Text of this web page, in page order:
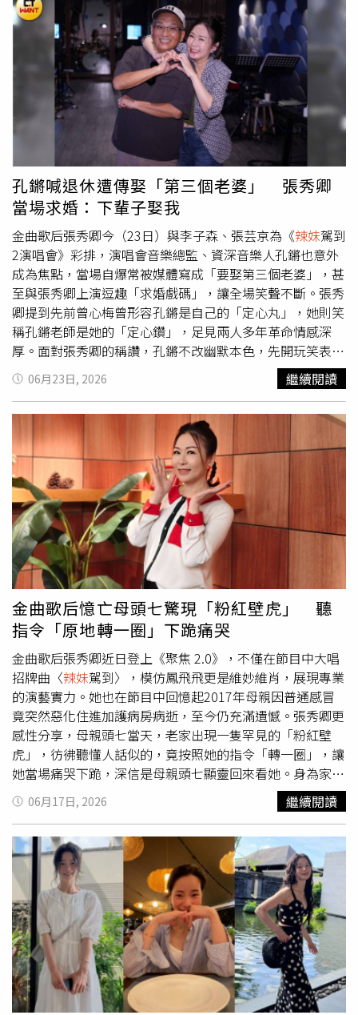
嗆：「我就嗆她，你憑什麼跟我的子森在一起。」讓全場笑
聲不斷。李子森也配合回應：「我覺得嗆得很好。」張秀卿
則嫌他不夠有綜藝效果，當場示範：「你要對她說『現在滾
出我的世界』。」最爆笑的是，當媒體追問若真要在張秀卿
與杜忻恬之間二選一會選誰時，張秀卿直接搶答：「年少不
知姊姊好，錯把忻恬當作寶。」一句神回覆讓現場瞬間笑
翻。張秀卿《
駕到2演唱會》將於7月11日在大臺南會
展中心登場。（圖／蘇聖倫攝）談到即將到來的演唱會，李
子森坦言既興奮又緊張，「坦白說，站在歌后旁邊是有點小
緊張，但更多的是興奮」，他透露，過去曾以觀眾身分欣賞
張秀卿的個唱，被全場大合唱的震撼場面深深感動，如今能
從台下走到台上擔任嘉賓，自己一定會全力以赴，「襯托出
秀卿姐的辣妹氣勢」。除了李子森之外，本次演唱會還邀
來 張芸京 與 羅時豐 助陣。張秀卿透露，演唱會不僅安排首
次女女對唱橋段，更將透過AI技術讓現在的自己與年輕時的
自己隔空對話，並結合多段從未曝光的新嘗試，希望帶給歌
迷耳目一新的驚喜演出。張秀卿《辣妹 駕到2演唱會》將於7
月11日在大臺南會展中心登場，門票目前持續熱賣中。
孔鏘喊退休遭傳娶「第三個老婆」 張秀卿
當場求婚：下輩子娶我
金曲歌后張秀卿今（23日）與李子森、張芸京為《辣妹駕到
2演唱會》彩排，演唱會音樂總監、資深音樂人孔鏘也意外
成為焦點，當場自爆常被媒體寫成「要娶第三個老婆」，甚
至與張秀卿上演逗趣「求婚戲碼」，讓全場笑聲不斷。張秀
卿提到先前曾心梅曾形容孔鏘是自己的「定心丸」，她則笑
稱孔鏘老師是她的「定心鑽」，足見兩人多年革命情感深
厚。面對張秀卿的稱讚，孔鏘不改幽默本色，先開玩笑表示
這次演出原本打算免費力挺，「不過錢已經收了」，一句話
立刻讓現場笑翻。接著他又自嘲：「記者都愛寫我，娶第三
個老婆。」沒想到話才說完，張秀卿立刻接招回應：「你可
以娶我啊，下輩子。」兩人你來我往的互動，展現多年好友
的絕佳默契。張秀卿將在7月舉辦《 辣妹
駕到2演唱會》，邀
來資深音樂人孔鏘擔任演唱會音樂總監。（圖／蘇聖倫攝）
談到與張秀卿的交情，孔鏘坦言自己其實早在幾年前就有退
休念頭，但得知張秀卿要舉辦個人演唱會後，決定繼續投入
工作。他笑說：「老早幾年前就說要退休，想說秀卿姐要演
唱會，就繼續做。」一句話也流露出對老友的力挺與深厚情
誼。此外，67歲孔鏘去年怪病纏身，單側腳水腫找不出病
因，嚴重到他以為可能要截肢，後來決定放棄不理，「越理
腳越腫」，一切由天，至於椎間盤突出的毛病已經靠復健獲
得控制，身體狀況不錯，還可以跟太太去打高爾夫球，他目
前仍有持續在復健，今年的工作也已排滿了。
06月23日, 2026 繼續閱讀
金曲歌后憶亡母頭七驚現「粉紅壁虎」 聽
指令「原地轉一圈」下跪痛哭
金曲歌后張秀卿近日登上《聚焦 2.0》，不僅在節目中大唱
招牌曲〈辣妹駕到〉，模仿鳳飛飛更是維妙維肖，展現專業
的演藝實力。她也在節目中回憶起2017年母親因普通感冒
竟突然惡化住進加護病房病逝，至今仍充滿遺憾。張秀卿更
感性分享，母親頭七當天，老家出現一隻罕見的「粉紅壁
虎」，彷彿聽懂人話似的，竟按照她的指令「轉一圈」，讓
她當場痛哭下跪，深信是母親頭七顯靈回來看她。身為家中
經濟支柱的張秀卿，從小就扛起養活全家的重擔。2017年
時，母親頻繁感冒，家人起初以為只是老人家常見的小病
痛，加上母親極為節儉，即使住院仍體貼女兒辛苦，還催促
她：「我感冒幾天就好了，妳趕快去賺錢比較重要。」不料
張秀卿工作沒多久，就接到醫院傳來的病危噩耗。趕到加護
病房時，母親無法言語，只能緊緊握著張秀卿的手，沒過幾
天便撒手人寰。然而就在頭七當天，張秀卿躺在老家床上，
一隻粉紅色的壁虎跳進屋內，並一路爬到她面前。驚訝的張
秀卿對著壁虎輕喊：「媽媽，今天頭七，如果是妳的話轉一
圈。」壁虎竟真的立刻在原地轉了一圈，且完全不怕人地靜
止凝視，讓張秀卿瞬間崩潰跪地痛哭，直呼：「媽媽，真的
是妳！」
06月17日, 2026 繼續閱讀